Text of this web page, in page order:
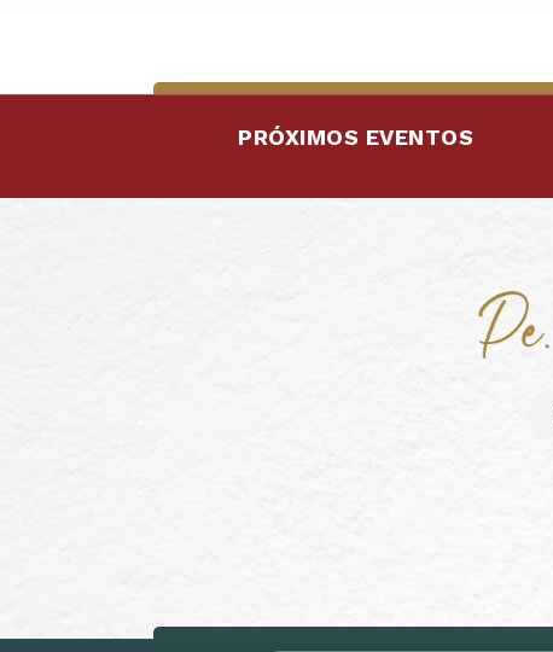
PRÓXIMOS EVENTOS